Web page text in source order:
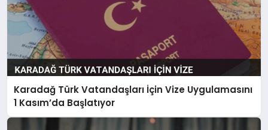
Karadağ Türk Vatandaşları İçin Vize Uygulamasını
1 Kasım’da Başlatıyor